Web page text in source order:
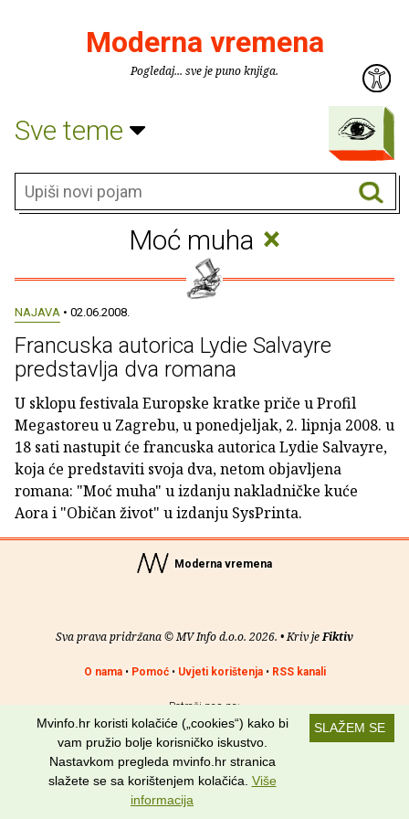
Moderna vremena
Pogledaj... sve je puno knjiga.
Sve teme
Moć muha ×
NAJAVA • 02.06.2008.
Francuska autorica Lydie Salvayre
predstavlja dva romana
U sklopu festivala Europske kratke priče u Profil
Megastoreu u Zagrebu, u ponedjeljak, 2. lipnja 2008. u
18 sati nastupit će francuska autorica Lydie Salvayre,
koja će predstaviti svoja dva, netom objavljena
romana: "Moć muha" u izdanju nakladničke kuće
Aora i "Običan život" u izdanju SysPrinta.
Moderna vremena
Sva prava pridržana © MV Info d.o.o. 2026. • Kriv jeFiktiv
O nama• Pomoć• Uvjeti korištenja• RSS kanali
Potraži nas na:
SLAŽEM SE
Mvinfo.hr koristi kolačiće („cookies“) kako bi
vam pružio bolje korisničko iskustvo.
Nastavkom pregleda mvinfo.hr stranica
slažete se sa korištenjem kolačića. Više
informacija